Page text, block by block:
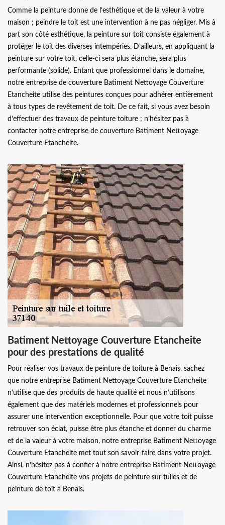
Comme la peinture donne de l’esthétique et de la valeur à votre
maison ; peindre le toit est une intervention à ne pas négliger. Mis à
part son côté esthétique, la peinture sur toit consiste également à
protéger le toit des diverses intempéries. D’ailleurs, en appliquant la
peinture sur votre toit, celle-ci sera plus étanche, sera plus
performante (solide). Entant que professionnel dans le domaine,
notre entreprise de couverture Batiment Nettoyage Couverture
Etancheite utilise des peintures conçues pour adhérer entièrement
à tous types de revêtement de toit. De ce fait, si vous avez besoin
d’effectuer des travaux de peinture toiture ; n’hésitez pas à
contacter notre entreprise de couverture Batiment Nettoyage
Couverture Etancheite.
Batiment Nettoyage Couverture Etancheite
pour des prestations de qualité
Pour réaliser vos travaux de peinture de toiture à Benais, sachez
que notre entreprise Batiment Nettoyage Couverture Etancheite
n’utilise que des produits de haute qualité et nous n’utilisons
également que des matériels modernes et professionnels pour
assurer une intervention exceptionnelle. Pour que votre toit puisse
retrouver son éclat, puisse être plus étanche et donner du charme
et de la valeur à votre maison, notre entreprise Batiment Nettoyage
Couverture Etancheite met tout son savoir-faire dans votre projet.
Ainsi, n’hésitez pas à confier à notre entreprise Batiment Nettoyage
Couverture Etancheite vos projets de peinture sur tuiles et de
peinture de toit à Benais.